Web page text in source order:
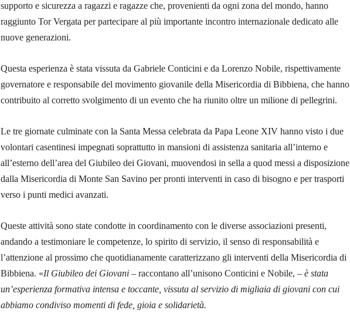
supporto e sicurezza a ragazzi e ragazze che, provenienti da ogni zona del mondo, hanno
raggiunto Tor Vergata per partecipare al più importante incontro internazionale dedicato alle
nuove generazioni.
Questa esperienza è stata vissuta da Gabriele Conticini e da Lorenzo Nobile, rispettivamente
governatore e responsabile del movimento giovanile della Misericordia di Bibbiena, che hanno
contribuito al corretto svolgimento di un evento che ha riunito oltre un milione di pellegrini.
Le tre giornate culminate con la Santa Messa celebrata da Papa Leone XIV hanno visto i due
volontari casentinesi impegnati soprattutto in mansioni di assistenza sanitaria all’interno e
all’esterno dell’area del Giubileo dei Giovani, muovendosi in sella a quod messi a disposizione
dalla Misericordia di Monte San Savino per pronti interventi in caso di bisogno e per trasporti
verso i punti medici avanzati.
Queste attività sono state condotte in coordinamento con le diverse associazioni presenti,
andando a testimoniare le competenze, lo spirito di servizio, il senso di responsabilità e
l’attenzione al prossimo che quotidianamente caratterizzano gli interventi della Misericordia di
Bibbiena. «Il Giubileo dei Giovani – raccontano all’unisono Conticini e Nobile, – è stata
un’esperienza formativa intensa e toccante, vissuta al servizio di migliaia di giovani con cui
abbiamo condiviso momenti di fede, gioia e solidarietà.